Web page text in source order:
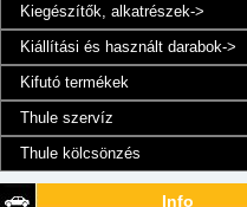
Kiegészítők, alkatrészek->
Kiállítási és használt darabok->
Kifutó termékek
Thule szervíz
Thule kölcsönzés
Info